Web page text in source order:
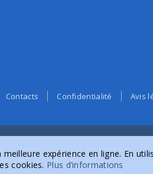
Contacts Confidentialité Avis
La Palma Airport Car Hire Specialist.
expérience en ligne. En
cookies. Plus d’informations